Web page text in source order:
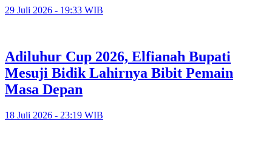
29 Juli 2026 - 19:33 WIB
Adiluhur Cup 2026, Elfianah Bupati
Mesuji Bidik Lahirnya Bibit Pemain
Masa Depan
18 Juli 2026 - 23:19 WIB